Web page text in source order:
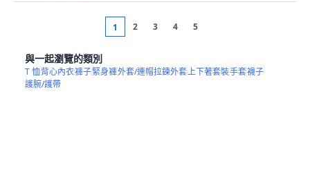
1 2 3 4 5
與一起瀏覽的類別
T 恤背心內衣褲子緊身褲外套/連帽拉鍊外套上下著套裝手套襪子
護腕/護帶